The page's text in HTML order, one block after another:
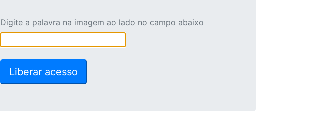
Digite a palavra na imagem ao lado no campo abaixo